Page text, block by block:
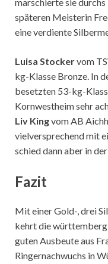
späteren Meisterin
eine verdiente
Luisa Stockervom
kg-Klasse Bronze. In
besetzten 53-kg-
Kornwestheim sehr
Liv Kingvom AB
vielversprechend mit
schied dann aber in
Fazit
Mit einer Gold-, drei
kehrt die
guten Ausbeute aus
Ringernachwuchs in